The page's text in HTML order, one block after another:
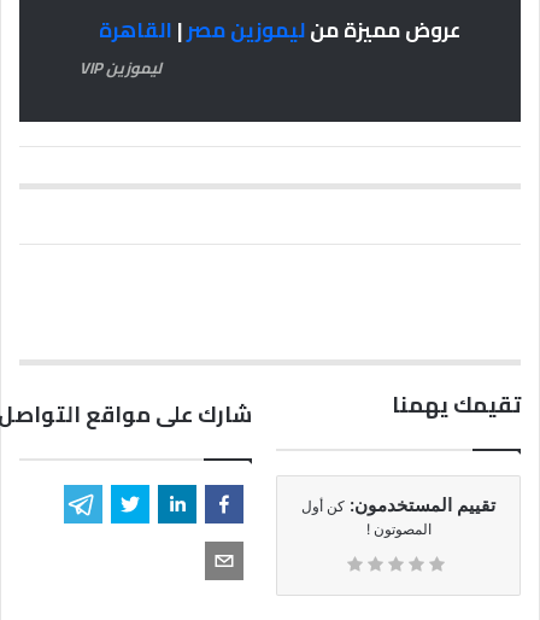
عروض مميزة منليموزين مصر|القاهرة
ليموزين VIP
تقيمك يهمنا
تقييم المستخدمون: كن أول
المصوتون !
شارك على مواقع